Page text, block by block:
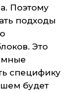
Поэтому
подходы
Это
специфику
будет